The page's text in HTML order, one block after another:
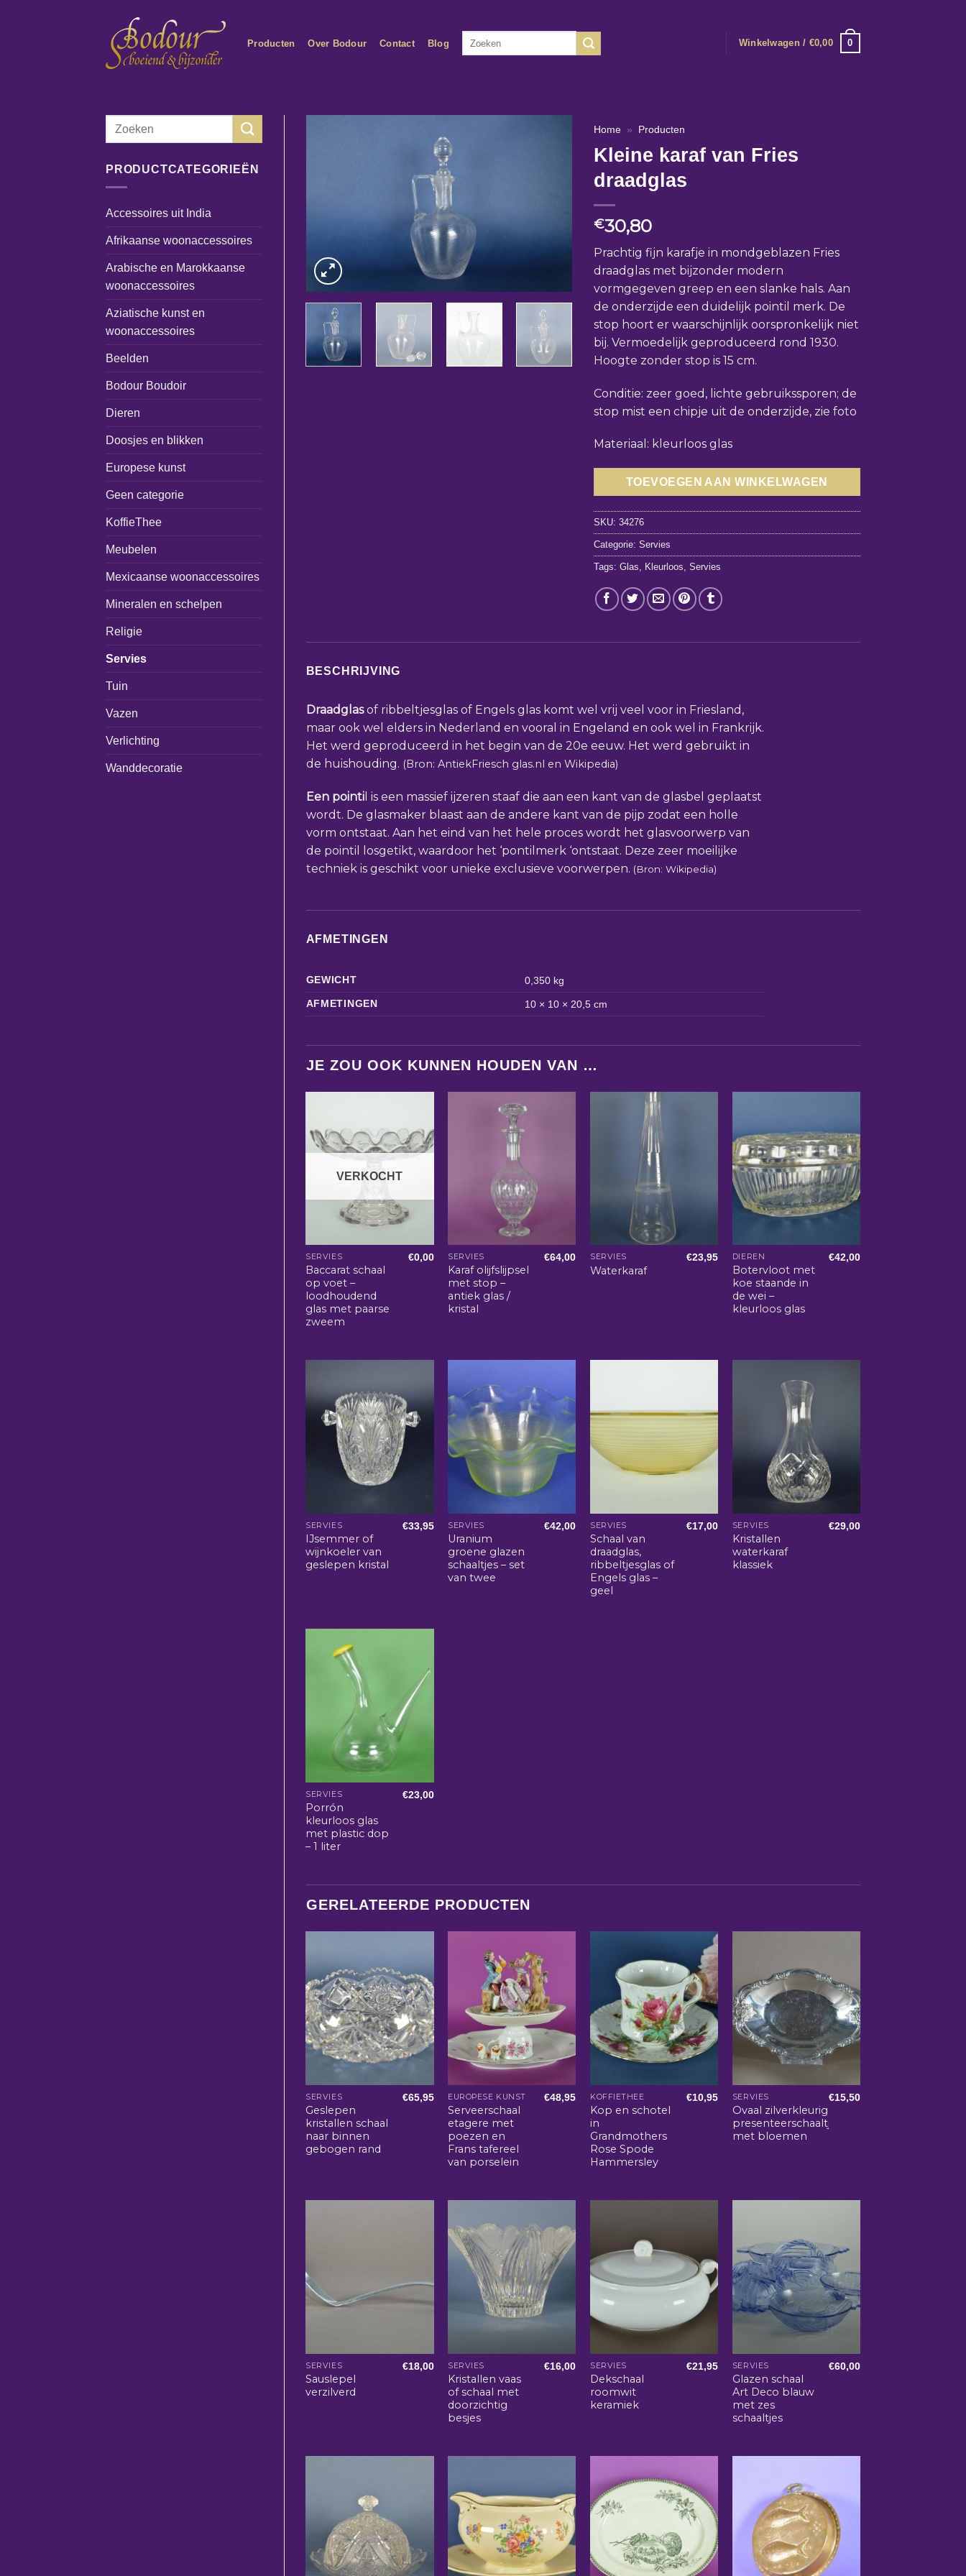
Producten Over Bodour Contact Blog Winkelwagen / €0,00 0
Zoeken
PRODUCTCATEGORIEËN
Accessoires uit India
Afrikaanse woonaccessoires
Arabische en Marokkaanse
woonaccessoires
Aziatische kunst en
woonaccessoires
Beelden
Bodour Boudoir
Dieren
Doosjes en blikken
Europese kunst
Geen categorie
KoffieThee
Meubelen
Mexicaanse woonaccessoires
Mineralen en schelpen
Religie
Servies
Tuin
Vazen
Verlichting
Wanddecoratie
Home » Producten
Kleine karaf van Fries
draadglas
€30,80
Prachtig fijn karafje in mondgeblazen Fries
draadglas met bijzonder modern
vormgegeven greep en een slanke hals. Aan
de onderzijde een duidelijk pointil merk. De
stop hoort er waarschijnlijk oorspronkelijk niet
bij. Vermoedelijk geproduceerd rond 1930.
Hoogte zonder stop is 15 cm.
Conditie: zeer goed, lichte gebruikssporen; de
stop mist een chipje uit de onderzijde, zie foto
Materiaal: kleurloos glas
TOEVOEGEN AAN WINKELWAGEN
SKU:34276
Categorie:Servies
Tags:Glas Kleurloos ,Servies
BESCHRIJVING
Draadglasof ribbeltjesglas of Engels glas komt wel vrij veel voor in Friesland,
maar ook wel elders in Nederland en vooral in Engeland en ook wel in Frankrijk.
Het werd geproduceerd in het begin van de 20e eeuw. Het werd gebruikt in
de huishouding. (Bron: AntiekFriesch glas.nl en Wikipedia)
Een pointil is een massief ijzeren staaf die aan een kant van de glasbel geplaatst
wordt. De glasmaker blaast aan de andere kant van de pijp zodat een holle
vorm ontstaat. Aan het eind van het hele proces wordt het glasvoorwerp van
de pointil losgetikt, waardoor het ‘pontilmerk ‘ontstaat. Deze zeer moeilijke
techniek is geschikt voor unieke exclusieve voorwerpen. (Bron: Wikipedia)
AFMETINGEN
GEWICHT
0,350 kg
AFMETINGEN
10 × 10 × 20,5 cm
JE ZOU OOK KUNNEN HOUDEN VAN …
VERKOCHT
SERVIES
Baccarat schaal
op voet –
loodhoudend
glas met paarse
zweem
€0,00 SERVIES
Karaf olijfslijpsel
met stop –
antiek glas /
kristal
€64,00 SERVIES
Waterkaraf
€23,95 DIEREN
Botervloot met
koe staande in
de wei –
kleurloos glas
€42,00
SERVIES
IJsemmer of
wijnkoeler van
geslepen kristal
€33,95 SERVIES
Uranium
groene glazen
schaaltjes – set
van twee
€42,00 SERVIES
Schaal van
draadglas,
ribbeltjesglas of
Engels glas –
geel
€17,00 SERVIES
Kristallen
waterkaraf
klassiek
€29,00
SERVIES
Porrón
kleurloos glas
met plastic dop
– 1 liter
€23,00
GERELATEERDE PRODUCTEN
SERVIES
Geslepen
kristallen schaal
naar binnen
gebogen rand
€65,95 EUROPESE KUNST
Serveerschaal
etagere met
poezen en
Frans tafereel
van porselein
€48,95 KOFFIETHEE
Kop en schotel
in
Grandmothers
Rose Spode
Hammersley
€10,95 SERVIES
Ovaal zilverkleurig
presenteerschaaltje
met bloemen
€15,50
SERVIES
Sauslepel
verzilverd
€18,00 SERVIES
Kristallen vaas
of schaal met
doorzichtig
besjes
€16,00 SERVIES
Dekschaal
roomwit
keramiek
€21,95 SERVIES
Glazen schaal
Art Deco blauw
met zes
schaaltjes
€60,00